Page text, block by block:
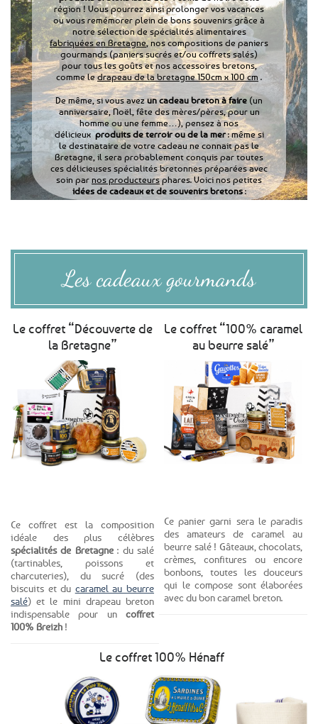
région ! Vous pourrez ainsi prolonger vos vacances
ou vous remémorer plein de bons souvenirs grâce à
notre sélection de spécialités alimentaires
fabriquées en Bretagne, nos compositions de paniers
gourmands (paniers sucrés et/ou coffrets salés)
pour tous les goûts et nos accessoires bretons,
comme ledrapeau de la bretagne 150cm x 100 cm .
De même, si vous avezun cadeau breton à faire (un
anniversaire, Noël, fête des mères/pères, pour un
homme ou une femme…), pensez à nos
délicieuxproduits de terroir ou de la mer: même si
le destinataire de votre cadeau ne connait pas le
Bretagne, il sera probablement conquis par toutes
ces délicieuses spécialités bretonnes préparées avec
soin parnos producteursphares. Voici nos petites
idées de cadeaux et de souvenirs bretons:
Les cadeaux gourmands
Le coffret “Découverte de
la Bretagne”
Ce coffret est la composition
idéale des plus célèbres
spécialités de Bretagne: du salé
(tartinables, poissons et
charcuteries), du sucré (des
biscuits et du caramel au beurre
salé) et le mini drapeau breton
indispensable pour uncoffret
100% Breizh !
Le coffret “100% caramel
au beurre salé”
Ce panier garni sera le paradis
des amateurs de caramel au
beurre salé ! Gâteaux, chocolats,
crèmes, confitures ou encore
bonbons, toutes les douceurs
qui le compose sont élaborées
avec du bon caramel breton.
Le coffret 100% Hénaff